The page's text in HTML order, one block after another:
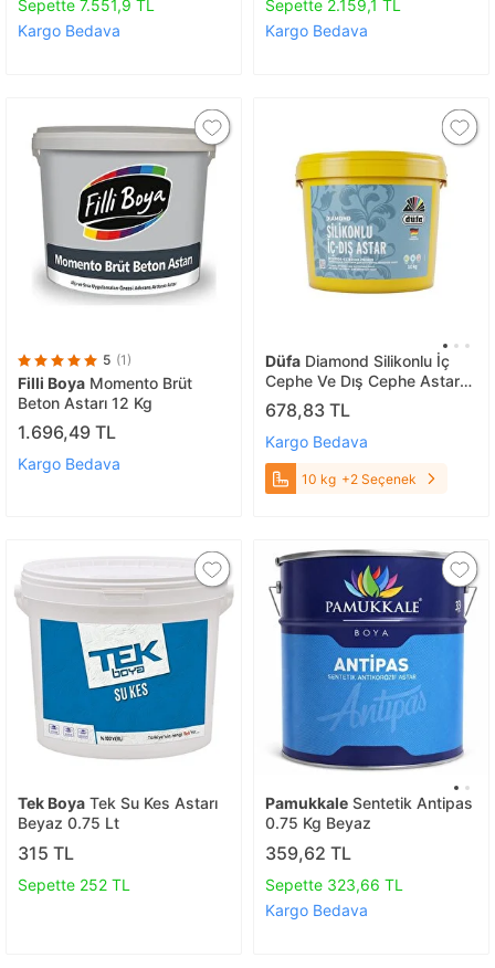
Sepette 7.551,9 TL
Kargo Bedava
Sepette 2.159,1 TL
Kargo Bedava
5 (1)
Filli Boya Momento Brüt
Beton Astarı 12 Kg
1.696,49 TL
Kargo Bedava
Düfa Diamond Silikonlu İç
Cephe Ve Dış Cephe Astar
Beyaz 10 Kg 10 kg
678,83 TL
Kargo Bedava
10 kg +2 Seçenek
Tek Boya Tek Su Kes Astarı
Beyaz 0.75 Lt
315 TL
Sepette 252 TL
Pamukkale Sentetik Antipas
0.75 Kg Beyaz
359,62 TL
Sepette 323,66 TL
Kargo Bedava